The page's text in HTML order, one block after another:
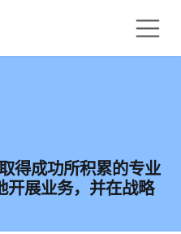
得成功所积累的专业
开展业务，并在战略